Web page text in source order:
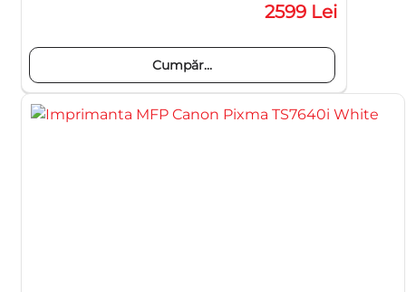
2599 Lei
Cumpăr...